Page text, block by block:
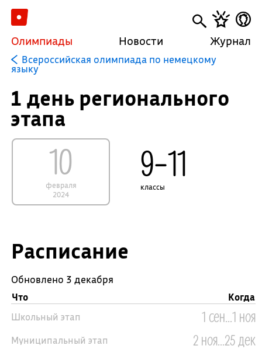
Олимпиады Новости Журнал
Всероссийская олимпиада по немецкому
языку
Расписание
Обновлено 3 декабря
Что
Когда
Школьный этап
1 сен...1 ноя
Муниципальный этап 2 ноя...25 дек
1 день регионального
этапа
10
февраля
2024
9–11
классы